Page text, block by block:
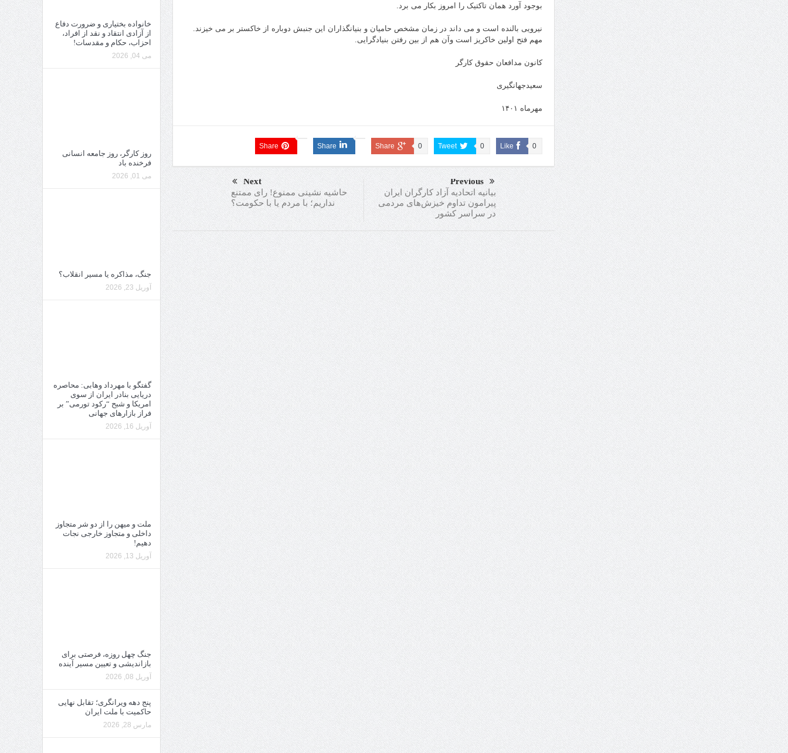
بوجود آورد همان تاکتیک را امروز بکار می برد.
نیرویی بالنده است و می داند در زمان مشخص حامیان و بنیانگذاران این جنبش دوباره از خاکستر بر می خیزند.
مهم فتح اولین خاکریز است وآن هم از بین رفتن بنیادگرایی.
کانون مدافعان حقوق کارگر
سعیدجهانگیری
مهرماه ۱۴۰۱
Like 0
Tweet 0
Share 0
Share
Share
Previous
بیانیه اتحادیه آزاد کارگران ایران
پیرامون تداوم خیزش‌های مردمی
در سراسر کشور
Next
حاشیه نشینی ممنوع! رای ممتنع
نداریم؛ با مردم یا با حکومت؟
خانواده بختیاری و ضرورت دفاع
از آزادی انتقاد و نقد از افراد،
احزاب، حکام و مقدسات!
می 04, 2026
روز کارگر، روز جامعه انسانی
فرخنده باد
می 01, 2026
جنگ، مذاکره یا مسیر انقلاب؟
آوریل 23, 2026
گفتگو با مهرداد وهابی: محاصره
دریایی بنادر ایران از سوی
امریکا و شبح “رکود تورمی” بر
فراز بازارهای جهانی
آوریل 16, 2026
ملت و میهن را از دو شر متجاوز
داخلی و متجاوز خارجی نجات
دهیم!
آوریل 13, 2026
جنگ چهل روزه، فرصتی برای
بازاندیشی و تعیین مسیر آینده
آوریل 08, 2026
پنج دهه ویرانگری؛ تقابل نهایی
حاکمیت با ملت ایران
مارس 28, 2026